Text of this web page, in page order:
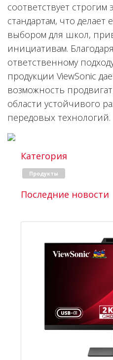
соответствует строгим
стандартам, что делает
выбором для школ,
инициативам.
ответственному
продукции ViewSonic
возможность
области устойчивого
передовых технологий.
Категория
Продукты
Последние новости